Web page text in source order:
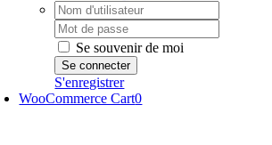
Username:
Password:
Se souvenir de moi
S'enregistrer
WooCommerce Cart0